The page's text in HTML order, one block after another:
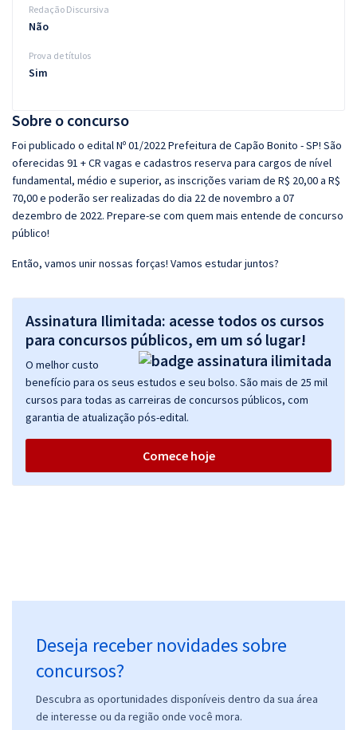
Sobre o concurso
Foi publicado o edital Nº 01/2022 Prefeitura de Capão Bonito - SP! São
oferecidas 91 + CR vagas e cadastros reserva para cargos de nível
fundamental, médio e superior, as inscrições variam de R$ 20,00 a R$
70,00 e poderão ser realizadas do dia 22 de novembro a 07
dezembro de 2022. Prepare-se com quem mais entende de concurso
público!
Então, vamos unir nossas forças! Vamos estudar juntos?
Assinatura Ilimitada: acesse todos os cursos
para concursos públicos, em um só lugar!
O melhor custo
benefício para os seus estudos e seu bolso. São mais de 25 mil
cursos para todas as carreiras de concursos públicos, com
garantia de atualização pós-edital.
Comece hoje
Deseja receber novidades sobre
concursos?
Descubra as oportunidades disponíveis dentro da sua área
de interesse ou da região onde você mora.
Redação Discursiva
Não
Prova de títulos
Sim